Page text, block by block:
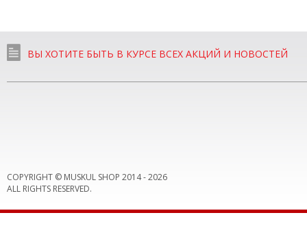
ВЫ ХОТИТЕ БЫТЬ В КУРСЕ ВСЕХ АКЦИЙ И НОВОСТЕЙ
COPYRIGHT © MUSKUL SHOP 2014 -2026
ALL RIGHTS RESERVED.